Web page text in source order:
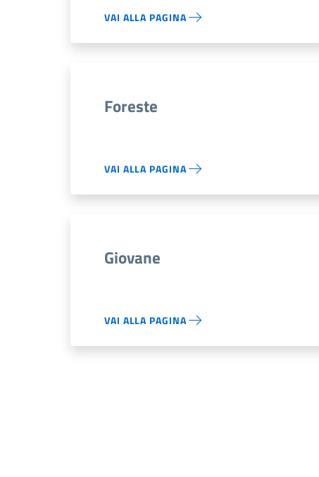
VAI ALLA PAGINA
Foreste
VAI ALLA PAGINA
Giovane
VAI ALLA PAGINA